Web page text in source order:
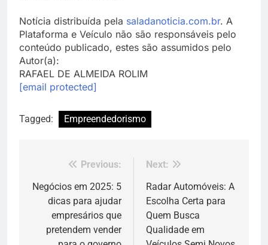
Notícia distribuída pela saladanoticia.com.br. A
Plataforma e Veículo não são responsáveis pelo
conteúdo publicado, estes são assumidos pelo
Autor(a):
RAFAEL DE ALMEIDA ROLIM
[email protected]
Tagged: Empreendedorismo
Navegação
de
Post
Previous:
Negócios em 2025: 5
dicas para ajudar
empresários que
pretendem vender
Next:
Radar Automóveis: A
Escolha Certa para
Quem Busca
Qualidade em